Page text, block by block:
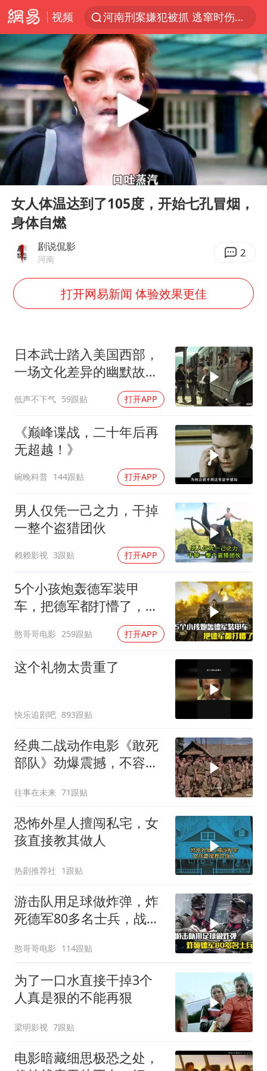
视频
国乒女单三将晋级四强
光影经济撬动暑期消费新蓝海
陈思诚零点晒照为佟丽娅庆生
马克·艾伦退出斯诺克中国公开赛
郑丽文：台湾从来没有“独立”过
情侣平潭拍日出坠崖1死1伤
梁家辉：到内地拍戏不是北上是回归
全民健身事业高质量发展
几元成本的AI广告导致千万市值蒸发
老挝国会主席赛宋蓬逝世
茅台部分直营店飞天茅台提价
白海豚将正面袭击贯穿浙江
酒店回应车内过夜被收150元
黄金牛市回来了吗
乐享全民健身 共筑健康中国
Play
00:00 04:14
女人体温达到了105度，开始七孔冒烟，
身体自燃
剧说侃影
河南 2
打开网易新闻 体验效果更佳
日本武士踏入美国西部，
一场文化差异的幽默故事
低声不下气 59跟贴 打开APP
《巅峰谍战，二十年后再
无超越！》
碗晚科普 144跟贴 打开APP
男人仅凭一己之力，干掉
一整个盗猎团伙
赖赖影视 3跟贴 打开APP
5个小孩炮轰德军装甲
车，把德军都打懵了，战
憨哥哥电影 259跟贴 打开APP
这个礼物太贵重了
快乐追剧吧 893跟贴
经典二战动作电影《敢死
部队》劲爆震撼，不容错
往事在未来 71跟贴
恐怖外星人擅闯私宅，女
孩直接教其做人
热剧推荐社 1跟贴
游击队用足球做炸弹，炸
死德军80多名士兵，战争
憨哥哥电影 114跟贴
为了一口水直接干掉3个
人真是狠的不能再狠
梁明影视 7跟贴
电影暗藏细思极恐之处，